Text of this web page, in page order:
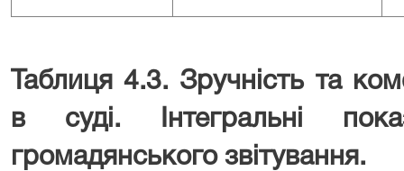
Таблиця 4.3. Зручність та
в суді. Інтегральні
громадянського звітування.